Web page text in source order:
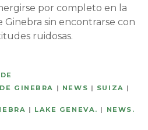
por completo en la
sin encontrarse con
ruidosas.
GINEBRA | NEWS | SUIZA |
| LAKE GENEVA. | NEWS.